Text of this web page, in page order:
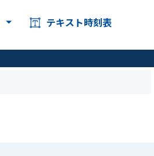
テキスト時刻表